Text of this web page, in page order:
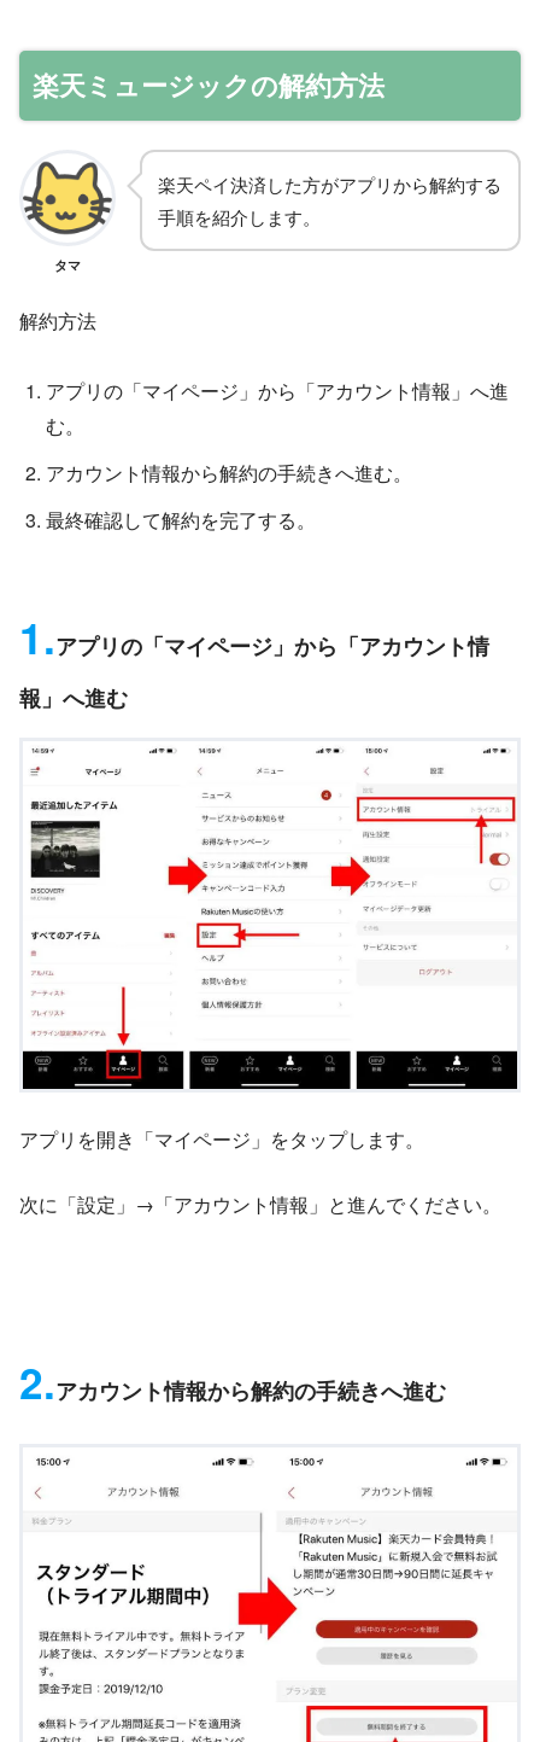
楽天ミュージックの解約方法
タマ
楽天ペイ決済した方がアプリから解約する
手順を紹介します。
解約方法
アプリの「マイページ」から「アカウント情報」へ進
む。
アカウント情報から解約の手続きへ進む。
最終確認して解約を完了する。
1.アプリの「マイページ」から「アカウント情
報」へ進む
アプリを開き「マイページ」をタップします。
次に「設定」→「アカウント情報」と進んでください。
2.アカウント情報から解約の手続きへ進む